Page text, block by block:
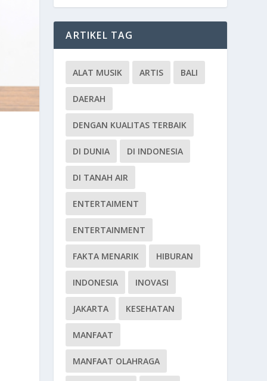
ARTIKEL TAG
ALAT MUSIK ARTIS BALI
DAERAH
DENGAN KUALITAS TERBAIK
DI DUNIA DI INDONESIA
DI TANAH AIR
ENTERTAIMENT
ENTERTAINMENT
FAKTA MENARIK HIBURAN
INDONESIA INOVASI
JAKARTA KESEHATAN
MANFAAT
MANFAAT OLAHRAGA